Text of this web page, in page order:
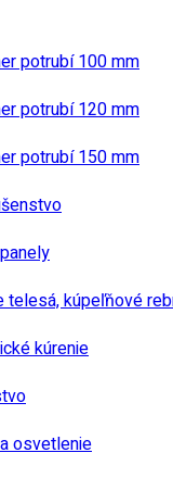
potrubí 100 mm
potrubí 120 mm
potrubí 150 mm
telesá, kúpeľňové
kúrenie
osvetlenie